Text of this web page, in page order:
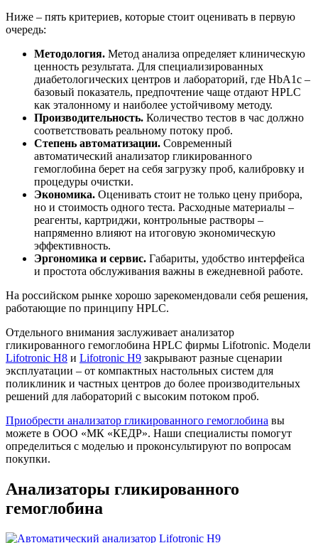
Ниже – пять критериев, которые стоит оценивать в первую
очередь:
Методология. Метод анализа определяет клиническую
ценность результата. Для специализированных
диабетологических центров и лабораторий, где HbA1c –
базовый показатель, предпочтение чаще отдают HPLC
как эталонному и наиболее устойчивому методу.
Производительность. Количество тестов в час должно
соответствовать реальному потоку проб.
Степень автоматизации. Современный
автоматический анализатор гликированного
гемоглобина берет на себя загрузку проб, калибровку и
процедуры очистки.
Экономика. Оценивать стоит не только цену прибора,
но и стоимость одного теста. Расходные материалы –
реагенты, картриджи, контрольные растворы –
напряменно влияют на итоговую экономическую
эффективность.
Эргономика и сервис. Габариты, удобство интерфейса
и простота обслуживания важны в ежедневной работе.
На российском рынке хорошо зарекомендовали себя решения,
работающие по принципу HPLC.
Отдельного внимания заслуживает анализатор
гликированного гемоглобина HPLC фирмы Lifotronic. Модели
Lifotronic H8 и Lifotronic H9 закрывают разные сценарии
эксплуатации – от компактных настольных систем для
поликлиник и частных центров до более производительных
решений для лабораторий с высоким потоком проб.
Приобрести анализатор гликированного гемоглобина вы
можете в ООО «МК «КЕДР». Наши специалисты помогут
определиться с моделью и проконсультируют по вопросам
покупки.
Анализаторы гликированного
гемоглобина